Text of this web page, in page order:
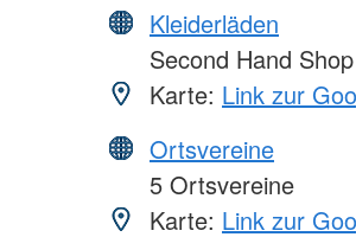
Kleiderläden
Second Hand
Karte: Link zur
Ortsvereine
5 Ortsvereine
Karte: Link zur